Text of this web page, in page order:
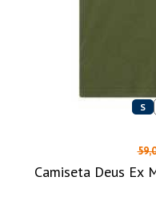
S
Camiseta Deus Ex